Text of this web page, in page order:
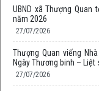
UBND xã Thượng
năm 2026
27/07/2026
Thượng Quan viếng
Ngày Thương binh – Liệt
27/07/2026